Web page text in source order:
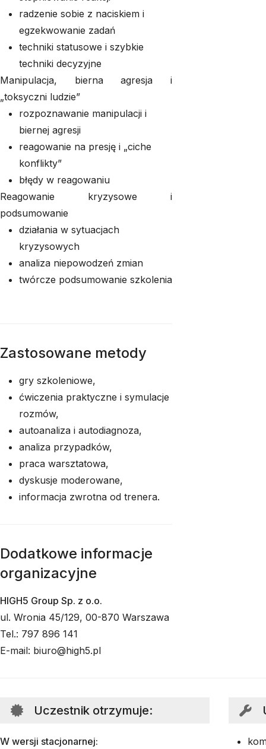
radzenie sobie z naciskiem i
egzekwowanie zadań
techniki statusowe i szybkie
techniki decyzyjne
Manipulacja, bierna agresja i
„toksyczni ludzie”
rozpoznawanie manipulacji i
biernej agresji
reagowanie na presję i „ciche
konflikty”
błędy w reagowaniu
Reagowanie kryzysowe i
podsumowanie
działania w sytuacjach
kryzysowych
analiza niepowodzeń zmian
twórcze podsumowanie szkolenia
Zastosowane metody
gry szkoleniowe,
ćwiczenia praktyczne i symulacje
rozmów,
autoanaliza i autodiagnoza,
analiza przypadków,
praca warsztatowa,
dyskusje moderowane,
informacja zwrotna od trenera.
Dodatkowe informacje
organizacyjne
HIGH5 Group Sp. z o.o.
ul. Wronia 45/129, 00-870 Warszawa
Tel.: 797 896 141
E-mail: biuro@high5.pl
Uczestnik otrzymuje:
W wersji stacjonarnej: